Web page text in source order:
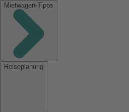
Mietwagen-Tipps
Reiseplanung